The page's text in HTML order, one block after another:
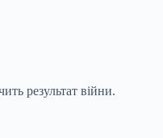
результат війни.